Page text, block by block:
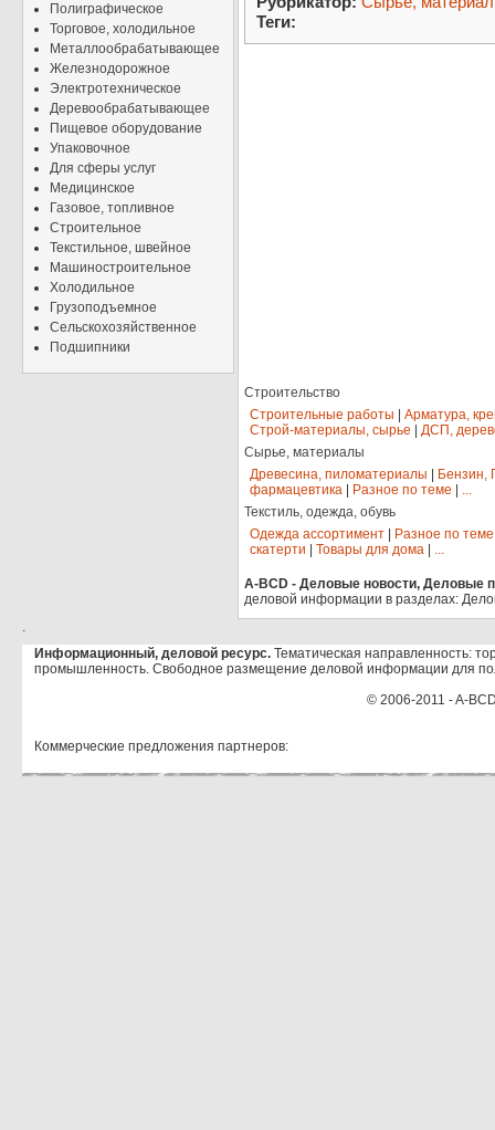
Полиграфическое
Торговое, холодильное
Металлообрабатывающее
Железнодорожное
Электротехническое
Деревообрабатывающее
Пищевое оборудование
Упаковочное
Для сферы услуг
Медицинское
Газовое, топливное
Строительное
Текстильное, швейное
Машиностроительное
Холодильное
Грузоподъемное
Сельскохозяйственное
Подшипники
Теги:
Строительство
Строительные работы
Арматура,
Строй-материалы, сырье
ДСП,
Сырье, материалы
Древесина, пиломатериалы
Бензин,
фармацевтика
Разное по теме
...
Текстиль, одежда, обувь
Одежда ассортимент
Разное по теме
скатерти
Товары для дома ...
A-BCD - Деловые новости, Деловые
деловой информации в разделах:
.
Информационный, деловой ресурс. Тематическая направленность:
промышленность. Свободное размещение деловой информации для
© 2006-2011 - A-
Коммерческие предложения партнеров: